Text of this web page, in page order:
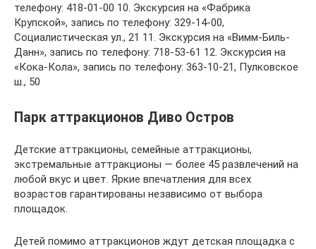
телефону: 418-01-00 10. Экскурсия на «Фабрика
Крупской», запись по телефону: 329-14-00,
Социалистическая ул., 21 11. Экскурсия на «Вимм-Биль-
Данн», запись по телефону: 718-53-61 12. Экскурсия на
«Кока-Кола», запись по телефону: 363-10-21, Пулковское
ш., 50
Парк аттракционов Диво Остров
Детские аттракционы, семейные аттракционы,
экстремальные аттракционы — более 45 развлечений на
любой вкус и цвет. Яркие впечатления для всех
возрастов гарантированы независимо от выбора
площадок.
Детей помимо аттракционов ждут детская площадка с